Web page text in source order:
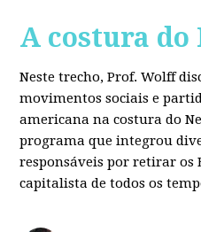
A costura do
Neste trecho, Prof. Wolff
movimentos sociais e
americana na costura do
programa que integrou
responsáveis por retirar os
capitalista de todos os